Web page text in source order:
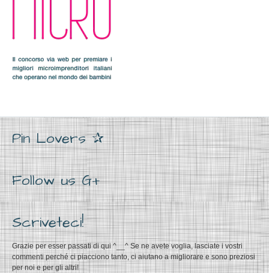
Pin Lovers ✰
Follow us G+
Scriveteci!
Grazie per esser passati di qui ^__^ Se ne avete voglia, lasciate i vostri
commenti perché ci piacciono tanto, ci aiutano a migliorare e sono preziosi
per noi e per gli altri!